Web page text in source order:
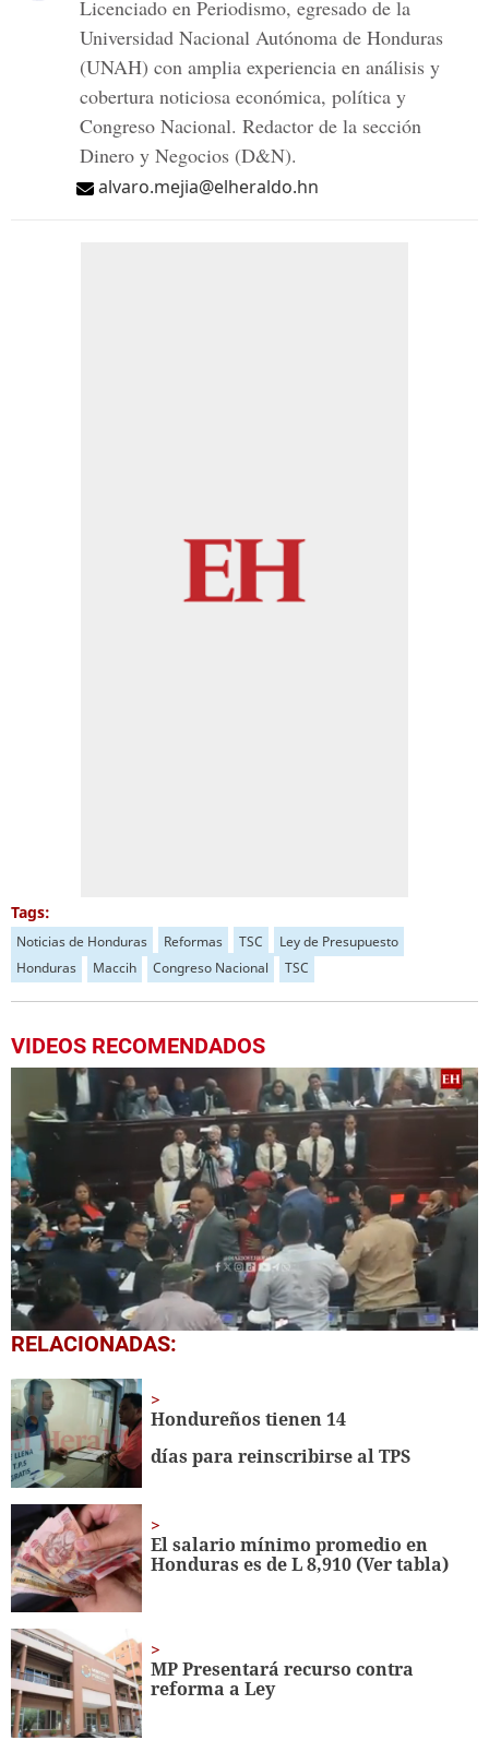
Licenciado en Periodismo, egresado de la
Universidad Nacional Autónoma de Honduras
(UNAH) con amplia experiencia en análisis y
cobertura noticiosa económica, política y
Congreso Nacional. Redactor de la sección
Dinero y Negocios (D&N).
alvaro.mejia@elheraldo.hn
Tags:
Noticias de Honduras Reformas TSC
Ley de Presupuesto
Honduras
Maccih Congreso Nacional TSC
VIDEOS RECOMENDADOS
0
seconds
2
minutes,
28
seconds
RELACIONADAS:
Hondureños tienen 14
días para reinscribirse al TPS
El salario mínimo promedio en
Honduras es de L 8,910 (Ver tabla)
MP Presentará recurso contra
reforma a Ley